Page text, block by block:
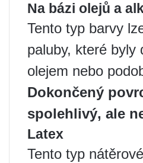
Na bázi olejů a
Tento typ barvy
paluby, které byly
olejem nebo
Dokončený
spolehlivý, ale
Latex
Tento typ